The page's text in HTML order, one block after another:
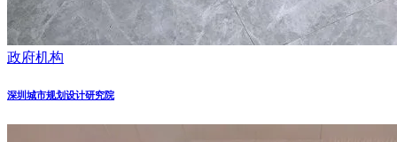
政府机构
深圳城市规划设计研究院